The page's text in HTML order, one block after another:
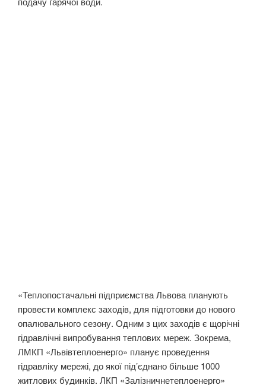
«Теплопостачальні підприємства Львова планують
провести комплекс заходів, для підготовки до нового
опалювального сезону. Одним з цих заходів є щорічні
гідравлічні випробування теплових мереж. Зокрема,
ЛМКП «Львівтеплоенерго» планує проведення
гідравліку мережі, до якої під’єднано більше 1000
житлових будинків. ЛКП «Залізничнетеплоенерго»